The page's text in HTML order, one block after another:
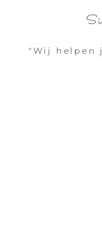
"Wij helpen